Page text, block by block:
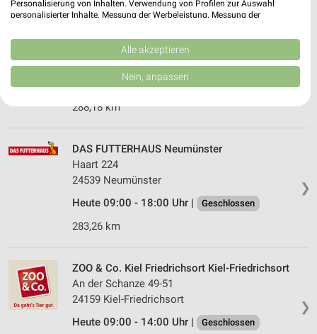
❯
Carl-Zeiss-Straße 15
24223 Schwentinental OT Raisdorf
Heute 09:00 - 19:00 Uhr |
288,18 km
❯
DAS FUTTERHAUS Neumünster
Haart 224
24539 Neumünster
Heute 09:00 - 18:00 Uhr |
Geschlossen
283,26 km
❯
ZOO & Co. Kiel Friedrichsort Kiel-Friedrichsort
An der Schanze 49-51
24159 Kiel-Friedrichsort
Heute 09:00 - 14:00 Uhr |
Geschlossen
Personalisierung von Inhalten. Verwendung von Profilen zur Auswahl
personalisierter Inhalte. Messung der Werbeleistung. Messung der
Kombinationen von Daten aus verschiedenen Quellen. Entwicklung und
Verbesserung der Angebote. Verwendung reduzierter Daten zur Auswahl
von Inhalten.
Daten können außerhalb der Europäischen Union weitergegeben und in die
USA gesendet werden.
Website/App.
Wir nutzen Ihre Daten für folgende Zwecke:
IAB-Verarbeitungszwecke:
Speichern von oder Zugriff auf Informationen
auf einem Endgerät
Verwendung reduzierter Daten zur Auswahl von
Erstellung von Profilen für personalisierte
Werbung
Verwendung von Profilen zur Auswahl
personalisierter Werbung
Alle akzeptieren
Nein, anpassen